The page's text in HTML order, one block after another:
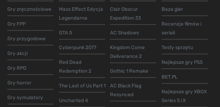
Gry zręcznościowe
Gry FPP
Gry przygodowe
Gry akcji
Gry RPG
Gry horror
Gry symulatory
Mass Effect Edycja
Legendarna
GTA 5
Cyberpunk 2077
Red Dead
Redemption 2
The Last of Us Part 1
Uncharted 4
Clair Obscur
Expedition 33
AC Shadows
Kingdom Come
Deliverance 2
Gothic 1 Remake
AC Black Flag
Resynced
Baza gier
Recenzje filmów i
seriali
Testy sprzętu
Najlepsze gry PS5
BET.PL
Najlepsze gry XBOX
Series S i X